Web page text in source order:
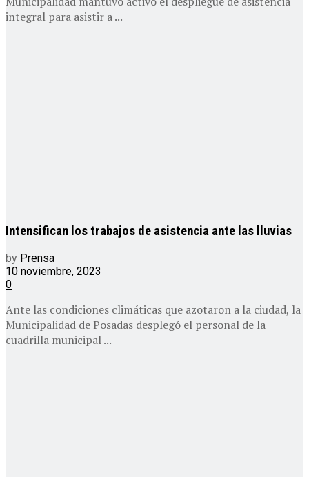
integral para asistir a ...
Intensifican los trabajos de asistencia ante las lluvias
by Prensa
10 noviembre, 2023
0
Ante las condiciones climáticas que azotaron a la ciudad, la
Municipalidad de Posadas desplegó el personal de la
cuadrilla municipal ...